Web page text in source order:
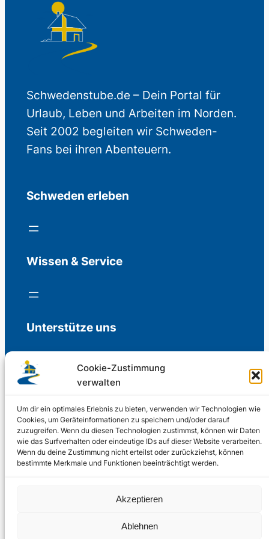
Cookie-Zustimmung
verwalten
Um dir ein optimales Erlebnis zu bieten, verwenden wir Technologien wie
Cookies, um Geräteinformationen zu speichern und/oder darauf
zuzugreifen. Wenn du diesen Technologien zustimmst, können wir Daten
wie das Surfverhalten oder eindeutige IDs auf dieser Website verarbeiten.
Wenn du deine Zustimmung nicht erteilst oder zurückziehst, können
bestimmte Merkmale und Funktionen beeinträchtigt werden.
Akzeptieren
Ablehnen
Schwedenstube.de – Dein Portal für
Urlaub, Leben und Arbeiten im Norden.
Seit 2002 begleiten wir Schweden-
Fans bei ihren Abenteuern.
Schweden erleben
Wissen & Service
Unterstütze uns
Freiwillige Spenden für die Aufrechterhaltung
Support us
© 2002 – 2026